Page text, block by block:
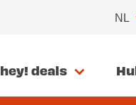
NL
hey! deals